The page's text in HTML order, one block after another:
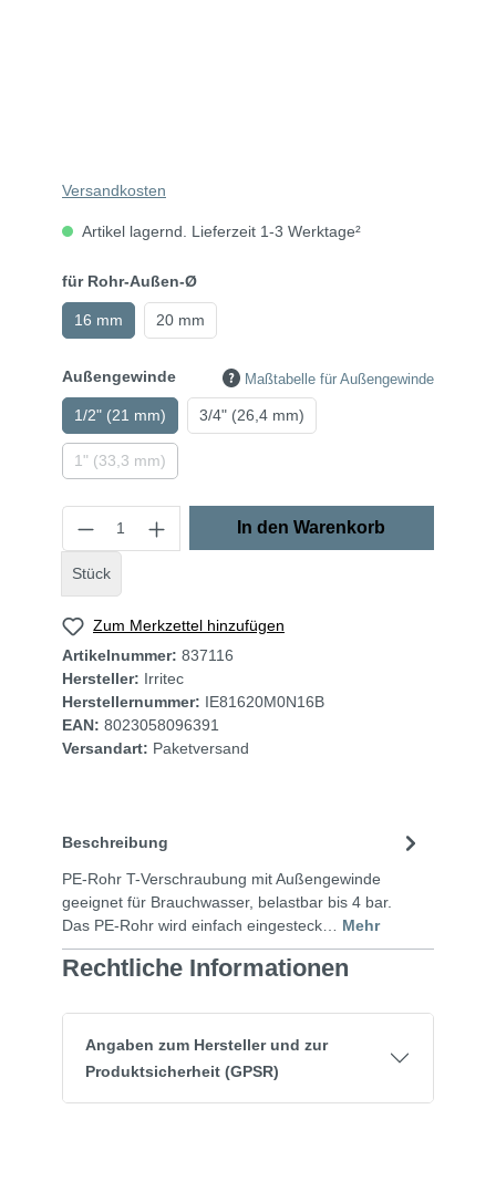
Versandkosten
Artikel lagernd. Lieferzeit 1-3 Werktage²
für Rohr-Außen-Ø
16 mm 20 mm
Außengewinde Maßtabelle für Außengewinde
1/2" (21 mm) 3/4" (26,4 mm)
1" (33,3 mm)
Stück
In den Warenkorb
Zum Merkzettel hinzufügen
Artikelnummer: 837116
Hersteller: Irritec
Herstellernummer: IE81620M0N16B
EAN: 8023058096391
Versandart: Paketversand
Beschreibung
PE-Rohr T-Verschraubung mit Außengewinde
geeignet für Brauchwasser, belastbar bis 4 bar.
Das PE-Rohr wird einfach eingesteck… Mehr
Rechtliche Informationen
Angaben zum Hersteller und zur
Produktsicherheit (GPSR)